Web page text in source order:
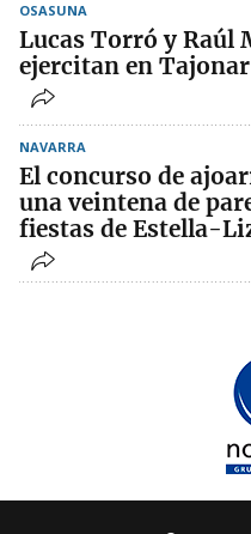
OSASUNA
Lucas Torró y Raúl
ejercitan en Tajonar
NAVARRA
El concurso de
una veintena de
fiestas de Estella-